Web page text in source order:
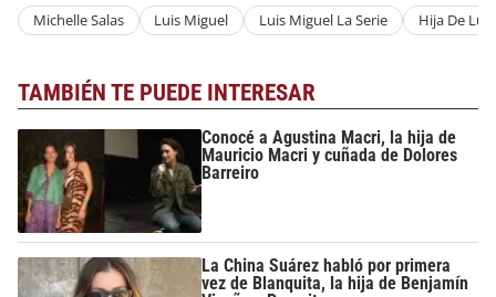
Michelle Salas Luis Miguel Luis Miguel La Serie Hija De
TAMBIÉN TE PUEDE INTERESAR
Conocé a Agustina Macri, la hija de
Mauricio Macri y cuñada de Dolores
Barreiro
La China Suárez habló por primera
vez de Blanquita, la hija de Benjamín